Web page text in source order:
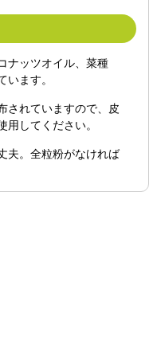
ナッツオイル、菜種
います。
されていますので、皮
用してください。
夫。全粒粉がなければ